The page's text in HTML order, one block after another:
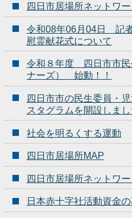
四日市居場所ネットワー
令和08年06月04日 記
慰霊献花式について
令和８年度 四日市市民
ナーズ） 始動！！
四日市市の民生委員・
スタグラムを開設しまし
社会を明るくする運動
四日市居場所MAP
四日市居場所ネットワ
日本赤十字社活動資金